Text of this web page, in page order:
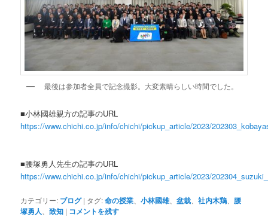
最後は参加者全員で記念撮影。大変素晴らしい時間でした。
■小林國雄親方の記事のURL
https://www.chichi.co.jp/info/chichi/pickup_article/2023/
■腰塚勇人先生の記事のURL
https://www.chichi.co.jp/info/chichi/pickup_article/2023/
カテゴリー: ブログ | タグ:命の授業 、小林國雄、盆栽 、社内木鶏
腰
塚勇人 、致知 | コメントを残す